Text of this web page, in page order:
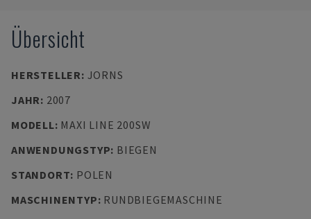
Übersicht
HERSTELLER: JORNS
JAHR: 2007
MODELL: MAXI LINE 200SW
ANWENDUNGSTYP: BIEGEN
STANDORT: POLEN
MASCHINENTYP: RUNDBIEGEMASCHINE